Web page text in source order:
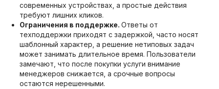
современных устройствах, а простые действия
требуют лишних кликов.
Ограничения в поддержке. Ответы от
техподдержки приходят с задержкой, часто носят
шаблонный характер, а решение нетиповых задач
может занимать длительное время. Пользователи
замечают, что после покупки услуги внимание
менеджеров снижается, а срочные вопросы
остаются нерешенными.